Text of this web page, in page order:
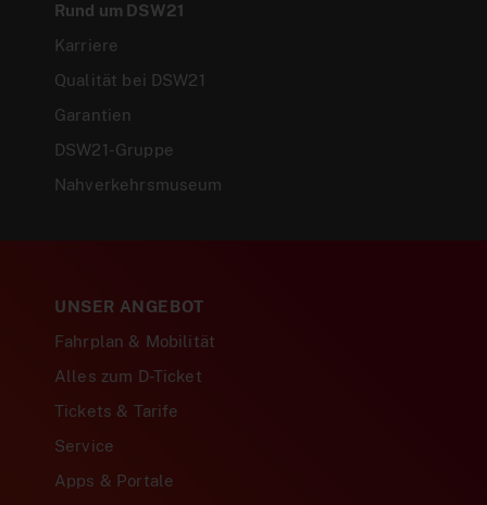
Rund um DSW21
Karriere
Qualität bei DSW21
Garantien
DSW21-Gruppe
Nahverkehrsmuseum
UNSER ANGEBOT
Fahrplan & Mobilität
Alles zum D-Ticket
Tickets & Tarife
Service
Apps & Portale